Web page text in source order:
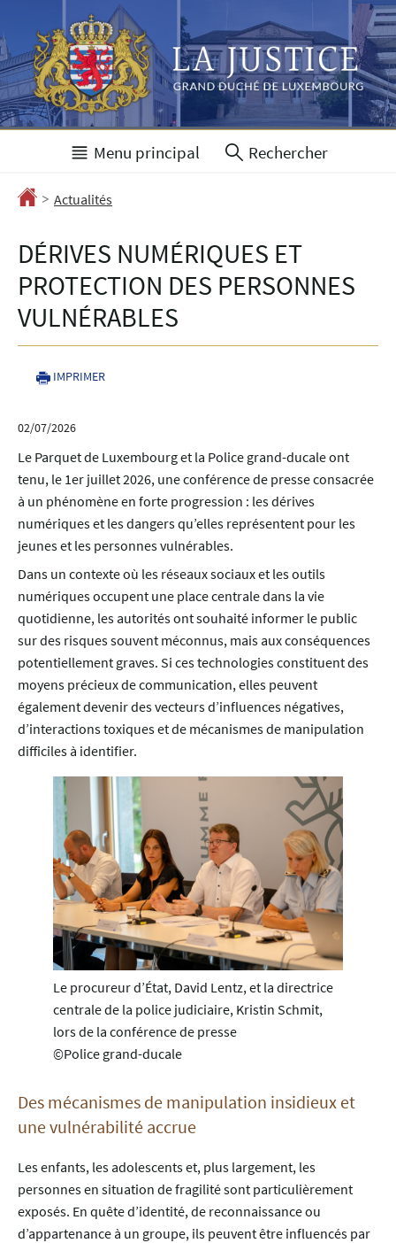
à
la
navigation
au
contenu
Menu principal Rechercher
Accueil
> Actualités
DÉRIVES NUMÉRIQUES ET
PROTECTION DES PERSONNES
VULNÉRABLES
IMPRIMER
02/07/2026
Le Parquet de Luxembourg et la Police grand-ducale ont
tenu, le 1er juillet 2026, une conférence de presse consacrée
à un phénomène en forte progression : les dérives
numériques et les dangers qu’elles représentent pour les
jeunes et les personnes vulnérables.
Dans un contexte où les réseaux sociaux et les outils
numériques occupent une place centrale dans la vie
quotidienne, les autorités ont souhaité informer le public
sur des risques souvent méconnus, mais aux conséquences
potentiellement graves. Si ces technologies constituent des
moyens précieux de communication, elles peuvent
également devenir des vecteurs d’influences négatives,
d’interactions toxiques et de mécanismes de manipulation
difficiles à identifier.
Le procureur d’État, David Lentz, et la directrice
centrale de la police judiciaire, Kristin Schmit,
lors de la conférence de presse
©Police grand-ducale
Des mécanismes de manipulation insidieux et
une vulnérabilité accrue
Les enfants, les adolescents et, plus largement, les
personnes en situation de fragilité sont particulièrement
exposés. En quête d’identité, de reconnaissance ou
d’appartenance à un groupe, ils peuvent être influencés par